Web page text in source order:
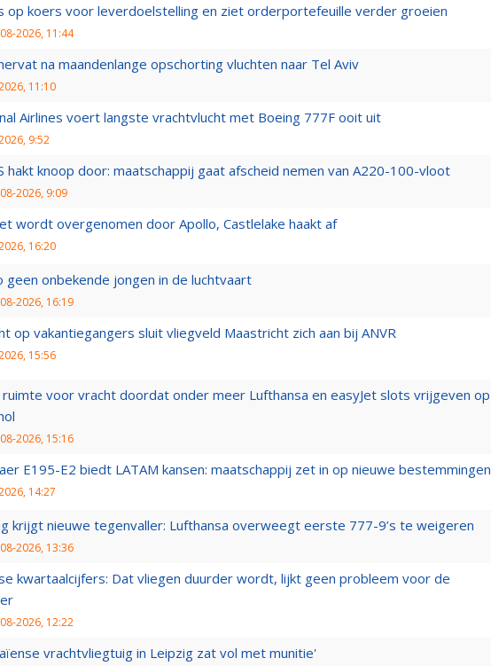
op koers voor leverdoelstelling en ziet orderportefeuille verder groeien
2026, 11:44
na maandenlange opschorting vluchten naar Tel Aviv
11:10
Airlines voert langste vrachtvlucht met Boeing 777F ooit uit
9:52
hakt knoop door: maatschappij gaat afscheid nemen van A220-100-vloot
2026, 9:09
wordt overgenomen door Apollo, Castlelake haakt af
16:20
geen onbekende jongen in de luchtvaart
2026, 16:19
op vakantiegangers sluit vliegveld Maastricht zich aan bij ANVR
15:56
voor vracht doordat onder meer Lufthansa en easyJet slots vrijgeven op
2026, 15:16
E195-E2 biedt LATAM kansen: maatschappij zet in op nieuwe bestemmingen
14:27
krijgt nieuwe tegenvaller: Lufthansa overweegt eerste 777-9’s te weigeren
2026, 13:36
kwartaalcijfers: Dat vliegen duurder wordt, lijkt geen probleem voor de
2026, 12:22
vrachtvliegtuig in Leipzig zat vol met munitie'